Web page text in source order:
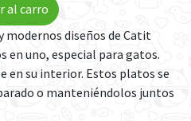
al carro
modernos diseños de Catit
en uno, especial para gatos.
en su interior. Estos platos se
o manteniéndolos juntos